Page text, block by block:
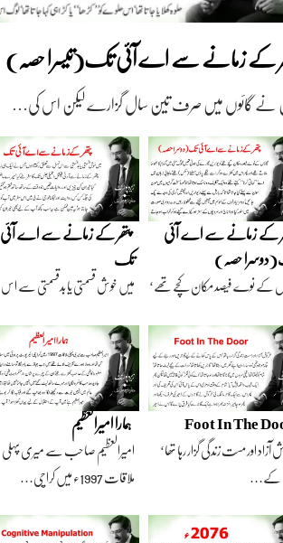
کے زمانے سے اے آئی تک(تیسرا حصہ)
نے گائوں میں صرف تین سال گزارے لیکن اس کی…
کے زمانے سے اے آئی
حصہ)
کے نوے فیصد مکان کچے تھے‘
پتھر کے زمانے سے اے آئی
تک
میں خوش قسمتی یا بدقسمتی سے اس
Foot In The
آزاد اور مست زندگی گزار رہا تھا‘
کے…
ہمارا امیرالعظیم
امیرالعظیم صاحب سے میری پہلی
ملاقات 1997ء میں کراچی…